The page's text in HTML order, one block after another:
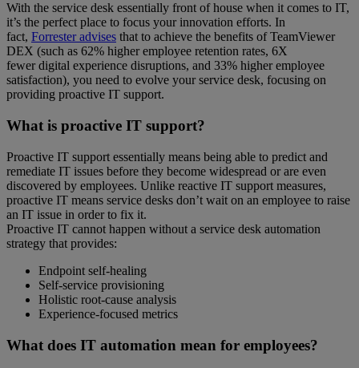
With the service desk essentially front of house when it comes to IT,
it’s the perfect place to focus your innovation efforts. In
fact, Forrester advises that to achieve the benefits of TeamViewer
DEX (such as 62% higher employee retention rates, 6X
fewer digital experience disruptions, and 33% higher employee
satisfaction), you need to evolve your service desk, focusing on
providing proactive IT support.
What is proactive IT support?
Proactive IT support essentially means being able to predict and
remediate IT issues before they become widespread or are even
discovered by employees. Unlike reactive IT support measures,
proactive IT means service desks don’t wait on an employee to raise
an IT issue in order to fix it.
Proactive IT cannot happen without a service desk automation
strategy that provides:
Endpoint self-healing
Self-service provisioning
Holistic root-cause analysis
Experience-focused metrics
What does IT automation mean for employees?